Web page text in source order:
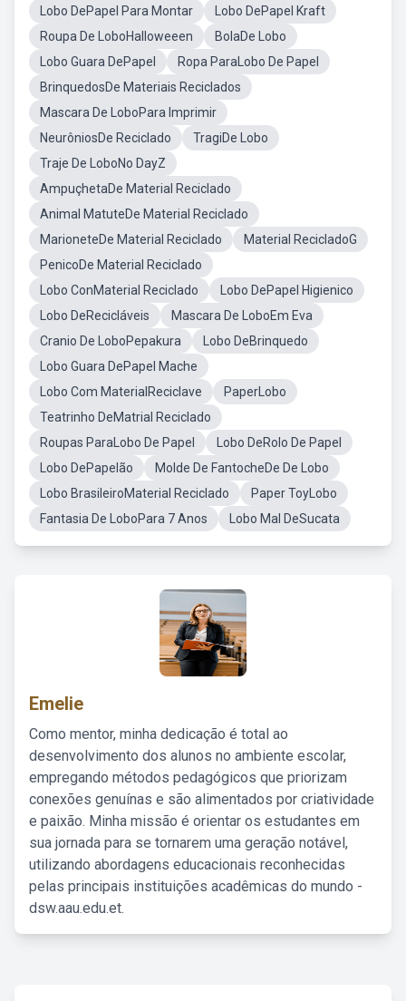
Lobo DePapel Para Montar
Lobo DePapel Kraft
Roupa De LoboHalloweeen
BolaDe Lobo
Lobo Guara DePapel
Ropa ParaLobo De Papel
BrinquedosDe Materiais Reciclados
Mascara De LoboPara Imprimir
NeurôniosDe Reciclado
TragiDe Lobo
Traje De LoboNo DayZ
AmpuçhetaDe Material Reciclado
Animal MatuteDe Material Reciclado
MarioneteDe Material Reciclado
Material RecicladoG
PenicoDe Material Reciclado
Lobo ConMaterial Reciclado
Lobo DePapel Higienico
Lobo DeRecicláveis
Mascara De LoboEm Eva
Cranio De LoboPepakura
Lobo DeBrinquedo
Lobo Guara DePapel Mache
Lobo Com MaterialReciclave
PaperLobo
Teatrinho DeMatrial Reciclado
Roupas ParaLobo De Papel
Lobo DeRolo De Papel
Lobo DePapelão
Molde De FantocheDe De Lobo
Lobo BrasileiroMaterial Reciclado
Paper ToyLobo
Fantasia De LoboPara 7 Anos
Lobo Mal DeSucata
Emelie
Como mentor, minha dedicação é total ao
desenvolvimento dos alunos no ambiente escolar,
empregando métodos pedagógicos que priorizam
conexões genuínas e são alimentados por criatividade
e paixão. Minha missão é orientar os estudantes em
sua jornada para se tornarem uma geração notável,
utilizando abordagens educacionais reconhecidas
pelas principais instituições acadêmicas do mundo -
dsw.aau.edu.et.